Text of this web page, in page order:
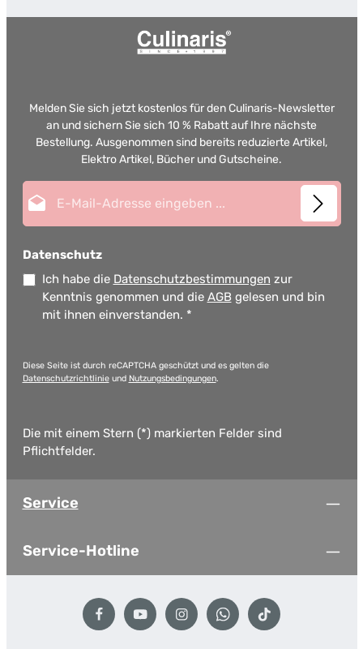
Melden Sie sich jetzt kostenlos für den Culinaris-Newsletter
an und sichern Sie sich 10 % Rabatt auf Ihre nächste
Bestellung. Ausgenommen sind bereits reduzierte Artikel,
Elektro Artikel, Bücher und Gutscheine.
Datenschutz
Ich habe die Datenschutzbestimmungen zur
Kenntnis genommen und die AGB gelesen und bin
mit ihnen einverstanden. *
Diese Seite ist durch reCAPTCHA geschützt und es gelten die
Datenschutzrichtlinieund Nutzungsbedingungen.
Die mit einem Stern (*) markierten Felder sind
Pflichtfelder.
Service
Service-Hotline